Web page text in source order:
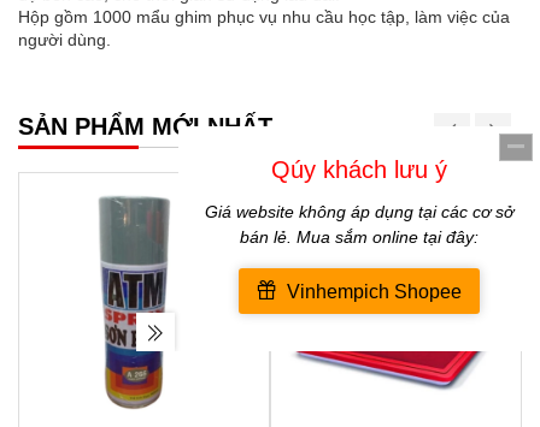
Hộp gồm 1000 mẩu ghim phục vụ nhu cầu học tập, làm việc của
người dùng.
SẢN PHẨM MỚI NHẤT